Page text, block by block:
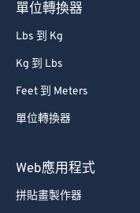
單位轉換器
Lbs 到 Kg
Kg 到 Lbs
Feet 到 Meters
單位轉換器
Web應用程式
拼貼畫製作器